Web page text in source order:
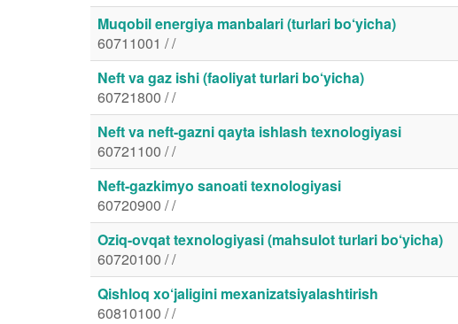
Muqobil energiya manbalari (turlari bo‘yicha)
60711001 / /
Neft va gaz ishi (faoliyat turlari bo‘yicha)
60721800 / /
Neft va neft-gazni qayta ishlash texnologiyasi
60721100 / /
Neft-gazkimyo sanoati texnologiyasi
60720900 / /
Oziq-ovqat texnologiyasi (mahsulot turlari bo‘yicha)
60720100 / /
Qishloq xo‘jaligini mexanizatsiyalashtirish
60810100 / /